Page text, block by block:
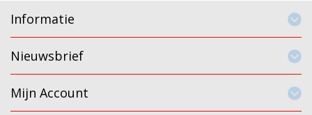
Informatie
Nieuwsbrief
Mijn Account